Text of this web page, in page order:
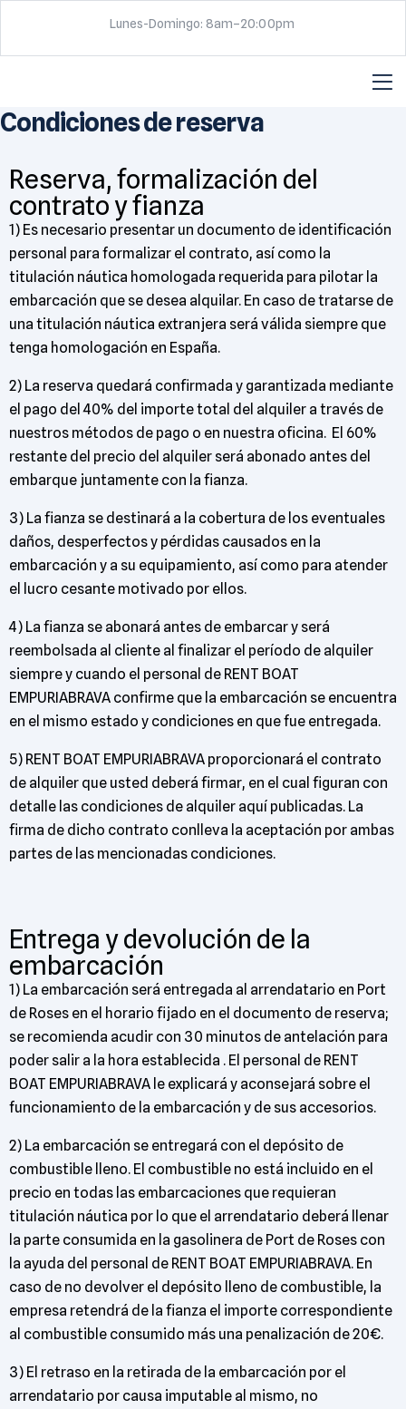
Lunes-Domingo: 8am–20:00pm
Condiciones de reserva
Reserva, formalización del
contrato y fianza
1) Es necesario presentar un documento de identificación
personal para formalizar el contrato, así como la
titulación náutica homologada requerida para pilotar la
embarcación que se desea alquilar. En caso de tratarse de
una titulación náutica extranjera será válida siempre que
tenga homologación en España.
2) La reserva quedará confirmada y garantizada mediante
el pago del 40% del importe total del alquiler a través de
nuestros métodos de pago o en nuestra oficina. El 60%
restante del precio del alquiler será abonado antes del
embarque juntamente con la fianza.
3) La fianza se destinará a la cobertura de los eventuales
daños, desperfectos y pérdidas causados en la
embarcación y a su equipamiento, así como para atender
el lucro cesante motivado por ellos.
4) La fianza se abonará antes de embarcar y será
reembolsada al cliente al finalizar el período de alquiler
siempre y cuando el personal de RENT BOAT
EMPURIABRAVA confirme que la embarcación se encuentra
en el mismo estado y condiciones en que fue entregada.
5) RENT BOAT EMPURIABRAVA proporcionará el contrato
de alquiler que usted deberá firmar, en el cual figuran con
detalle las condiciones de alquiler aquí publicadas. La
firma de dicho contrato conlleva la aceptación por ambas
partes de las mencionadas condiciones.
Entrega y devolución de la
embarcación
1) La embarcación será entregada al arrendatario en Port
de Roses en el horario fijado en el documento de reserva;
se recomienda acudir con 30 minutos de antelación para
poder salir a la hora establecida . El personal de RENT
BOAT EMPURIABRAVA le explicará y aconsejará sobre el
funcionamiento de la embarcación y de sus accesorios.
2) La embarcación se entregará con el depósito de
combustible lleno. El combustible no está incluido en el
precio en todas las embarcaciones que requieran
titulación náutica por lo que el arrendatario deberá llenar
la parte consumida en la gasolinera de Port de Roses con
la ayuda del personal de RENT BOAT EMPURIABRAVA. En
caso de no devolver el depósito lleno de combustible, la
empresa retendrá de la fianza el importe correspondiente
al combustible consumido más una penalización de 20€.
3) El retraso en la retirada de la embarcación por el
arrendatario por causa imputable al mismo, no